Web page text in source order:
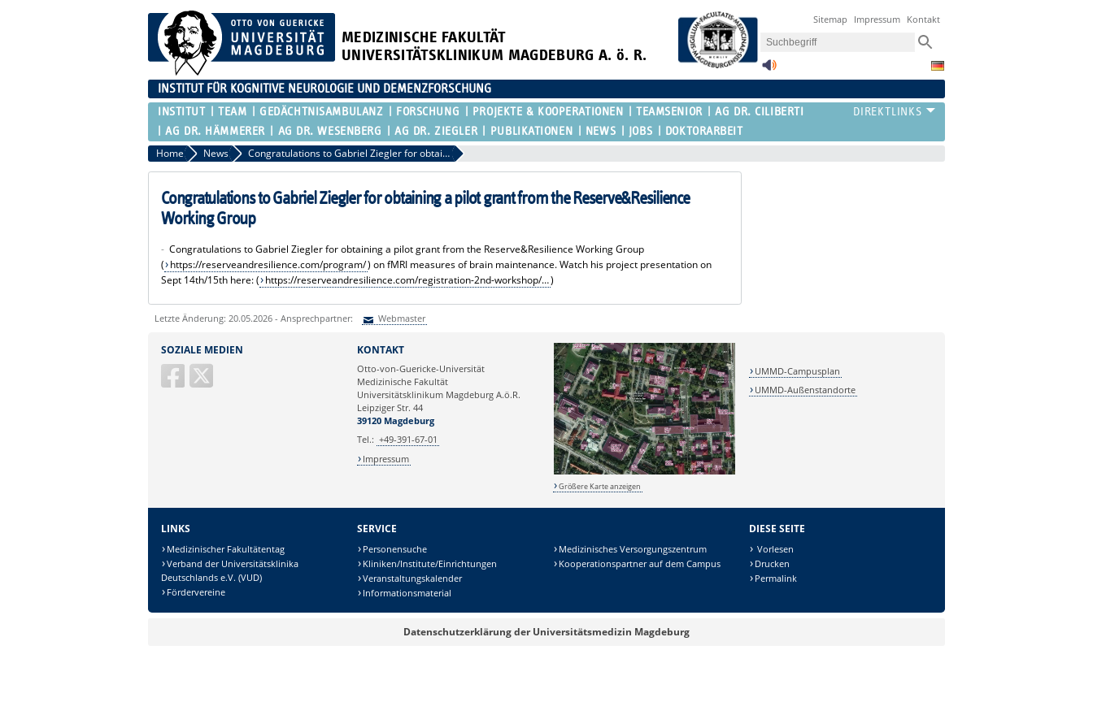
MEDIZINISCHE FAKULTÄT
UNIVERSITÄTSKLINIKUM MAGDEBURG A. ö. R.
Sitemap Impressum Kontakt
INSTITUT FÜR KOGNITIVE NEUROLOGIE UND DEMENZFORSCHUNG
INSTITUT TEAM GEDÄCHTNISAMBULANZ FORSCHUNG PROJEKTE & KOOPERATIONEN TEAMSENIOR
AG DR. CILIBERTI
AG DR. HÄMMERER
AG DR. WESENBERG AG DR. ZIEGLER PUBLIKATIONEN NEWS JOBS DOKTORARBEIT
Home News Congratulations to Gabriel Ziegler for obtaining a pilot grant from the Reserve&Resilience Working Group
Congratulations to Gabriel Ziegler for obtaining a pilot grant from the Reserve&Resilience
Working Group
-Congratulations to Gabriel Ziegler for obtaining a pilot grant from the Reserve&Resilience Working Group
( https://reserveandresilience.com/program/) on fMRI measures of brain maintenance. Watch his project presentation on
Sept 14th/15th here: ( https://reserveandresilience.com/registration-2nd-workshop/…)
Letzte Änderung: 20.05.2026 - Ansprechpartner: Webmaster
Ihre E-Mailadresse:
Sicherheitsabfrage:
SOZIALE MEDIEN KONTAKT
Otto-von-Guericke-Universität
Medizinische Fakultät
Universitätsklinikum Magdeburg A.ö.R.
Leipziger Str. 44
39120 Magdeburg
Tel.: +49-391-67-01
Impressum
Größere Karte anzeigen
UMMD-Campusplan
UMMD-Außenstandorte
LINKS
Medizinischer Fakultätentag
Verband der Universitätsklinika
Deutschlands e.V. (VUD)
Fördervereine
SERVICE
Personensuche
Kliniken/Institute/Einrichtungen
Veranstaltungskalender
Informationsmaterial
Medizinisches Versorgungszentrum
Kooperationspartner auf dem Campus
DIESE SEITE
Vorlesen
Drucken
Permalink
Datenschutzerklärung der Universitätsmedizin Magdeburg